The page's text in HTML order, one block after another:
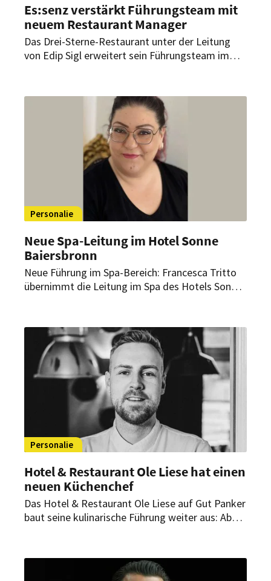
Es:senz verstärkt Führungsteam mit
neuem Restaurant Manager
Das Drei-Sterne-Restaurant unter der Leitung
von Edip Sigl erweitert sein Führungsteam im
Expertise aus renommierten Spitzenhäusern mit.
Personalie
Neue Spa-Leitung im Hotel Sonne
Baiersbronn
Neue Führung im Spa-Bereich: Francesca Tritto
übernimmt die Leitung im Spa des Hotels Sonne
ganzheitlichen Behandlungskonzepten mit und
soll das Wellnessangebot gezielt
weiterentwickeln.
Personalie
Hotel & Restaurant Ole Liese hat einen
neuen Küchenchef
Das Hotel & Restaurant Ole Liese auf Gut Panker
baut seine kulinarische Führung weiter aus: Ab
Küchendirektor Sascha Kurgan soll er die
kulinarische Ausrichtung des Hauses